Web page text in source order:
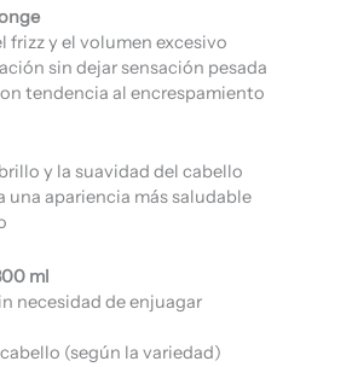
frizz y el volumen excesivo
sin dejar sensación pesada
tendencia al encrespamiento
y la suavidad del cabello
una apariencia más saludable
ml
necesidad de enjuagar
(según la variedad)